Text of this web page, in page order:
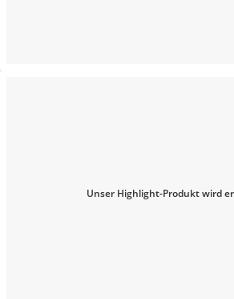
Unser Highlight-Produkt wird